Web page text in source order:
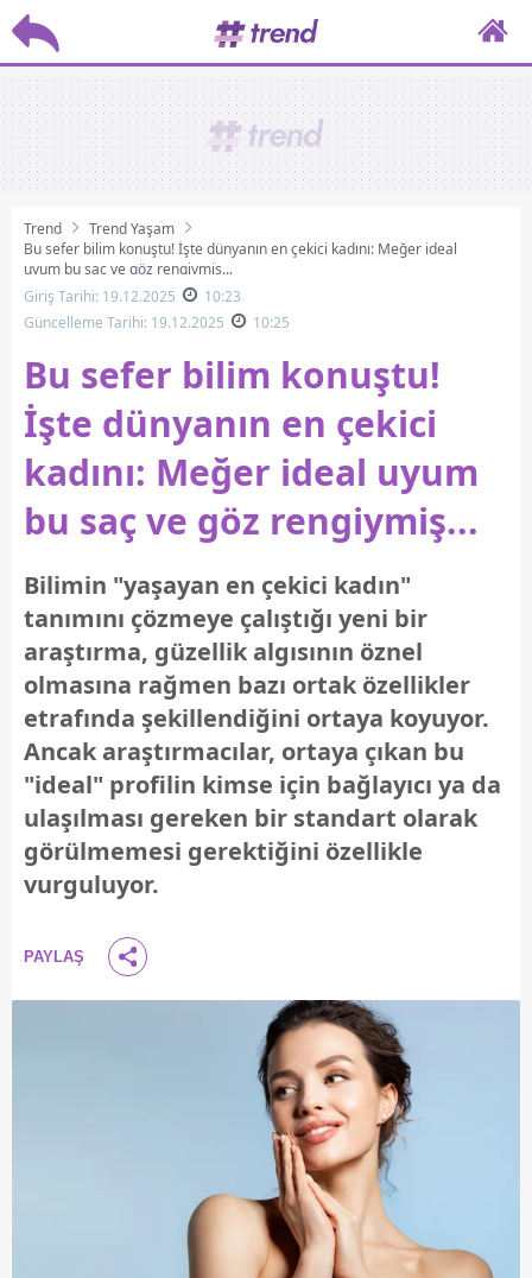
Trend
Trend Yaşam
Bu sefer bilim konuştu! İşte dünyanın en çekici kadını: Meğer ideal
uyum bu saç ve göz rengiymiş...
Giriş Tarihi: 19.12.2025
10:23
Güncelleme Tarihi: 19.12.2025
10:25
Bu sefer bilim konuştu!
İşte dünyanın en çekici
kadını: Meğer ideal uyum
bu saç ve göz rengiymiş...
Bilimin "yaşayan en çekici kadın"
tanımını çözmeye çalıştığı yeni bir
araştırma, güzellik algısının öznel
olmasına rağmen bazı ortak özellikler
etrafında şekillendiğini ortaya koyuyor.
Ancak araştırmacılar, ortaya çıkan bu
"ideal" profilin kimse için bağlayıcı ya da
ulaşılması gereken bir standart olarak
görülmemesi gerektiğini özellikle
vurguluyor.
PAYLAŞ